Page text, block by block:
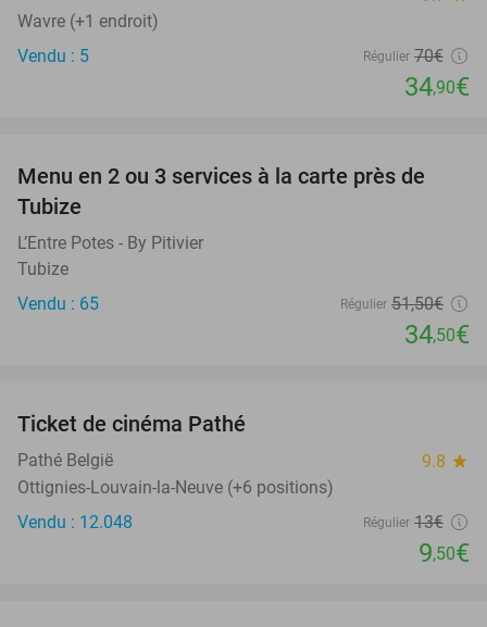
Wavre (+1 endroit)
Vendu : 5
Régulier 70€
34,90€
33%
Menu en 2 ou 3 services à la carte près de
Tubize
L’Entre Potes - By Pitivier
Tubize
Vendu : 65
Régulier 51,50€
34,50€
Ticket de cinéma Pathé
Pathé België 9.8 star
Ottignies-Louvain-la-Neuve (+6 positions)
Vendu : 12.048
Régulier 13€
9,50€